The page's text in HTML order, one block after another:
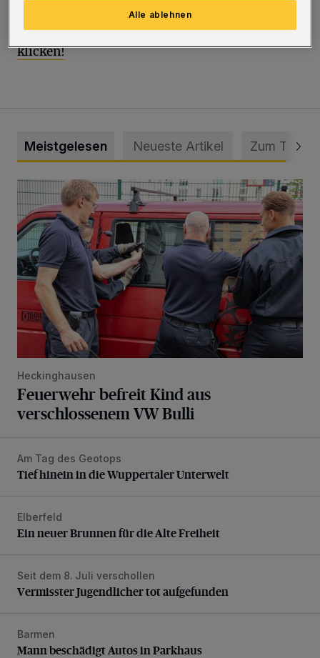
Aktuelle Infos gibt es bei RP online: hier
klicken!
Meistgelesen Neueste Artikel Zum Thema
Feuerwehr befreit Kind aus verschlossenem VW Bulli
Heckinghausen
Feuerwehr befreit Kind aus
verschlossenem VW Bulli
Tief hinein in die Wuppertaler Unterwelt
Am Tag des Geotops
Tief hinein in die Wuppertaler Unterwelt
Ein neuer Brunnen für die Alte Freiheit
Elberfeld
Ein neuer Brunnen für die Alte Freiheit
Vermisster Jugendlicher tot aufgefunden
Seit dem 8. Juli verschollen
Vermisster Jugendlicher tot aufgefunden
Mann beschädigt Autos in Parkhaus
Barmen
Mann beschädigt Autos in Parkhaus
Alle ablehnen